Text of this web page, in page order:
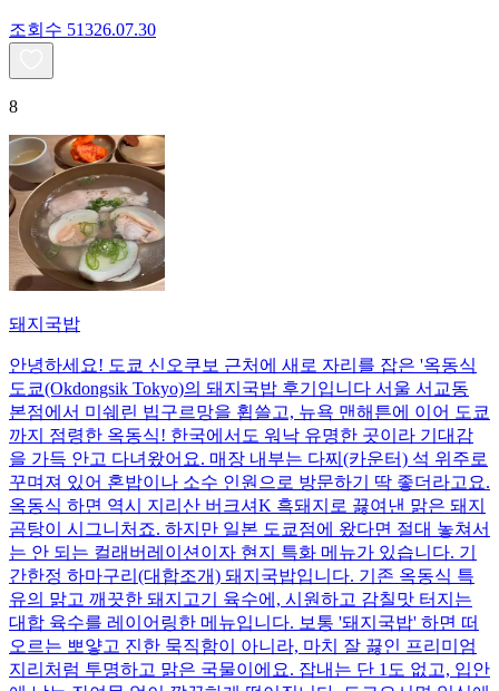
조회수 51326.07.30
8
돼지국밥
안녕하세요! 도쿄 신오쿠보 근처에 새로 자리를 잡은 '옥동식
도쿄(Okdongsik Tokyo)의 돼지국밥 후기입니다 서울 서교동
본점에서 미쉐린 빕구르망을 휩쓸고, 뉴욕 맨해튼에 이어 도쿄
까지 점령한 옥동식! 한국에서도 워낙 유명한 곳이라 기대감
을 가득 안고 다녀왔어요. 매장 내부는 다찌(카운터) 석 위주로
꾸며져 있어 혼밥이나 소수 인원으로 방문하기 딱 좋더라고요.
옥동식 하면 역시 지리산 버크셔K 흑돼지로 끓여낸 맑은 돼지
곰탕이 시그니처죠. 하지만 일본 도쿄점에 왔다면 절대 놓쳐서
는 안 되는 컬래버레이션이자 현지 특화 메뉴가 있습니다. 기
간한정 하마구리(대합조개) 돼지국밥입니다. 기존 옥동식 특
유의 맑고 깨끗한 돼지고기 육수에, 시원하고 감칠맛 터지는
대합 육수를 레이어링한 메뉴입니다. 보통 '돼지국밥' 하면 떠
오르는 뽀얗고 진한 묵직함이 아니라, 마치 잘 끓인 프리미엄
지리처럼 투명하고 맑은 국물이에요. 잡내는 단 1도 없고, 입안